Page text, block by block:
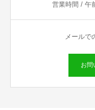
営業時間 / 午
メールで
お問